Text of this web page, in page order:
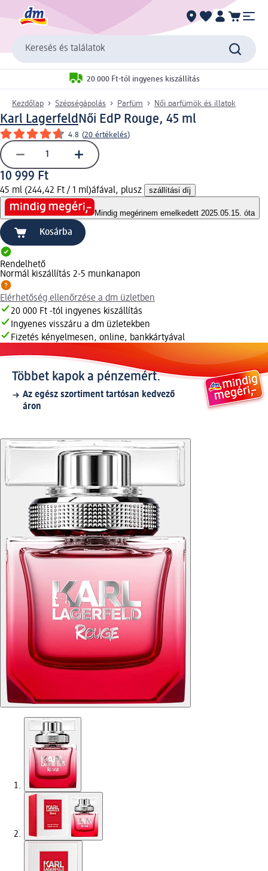
Keresés és találatok
20 000 Ft-tól ingyenes kiszállítás
Kezdőlap Szépségápolás Parfüm Női parfümök és illatok
Karl LagerfeldNői EdP Rouge, 45 ml
4.8 (20 értékelés)
10 999 Ft
45 ml (244,42 Ft / 1 ml)áfával, plusz szállítási díj
Mindig megérinem emelkedett 2025.05.15. óta
Kosárba
Rendelhető
Normál kiszállítás 2-5 munkanapon
Elérhetőség ellenőrzése a dm üzletben
20 000 Ft -tól ingyenes kiszállítás
Ingyenes visszáru a dm üzletekben
Fizetés kényelmesen, online, bankkártyával
Többet kapok a pénzemért.
Az egész szortiment tartósan kedvező
áron